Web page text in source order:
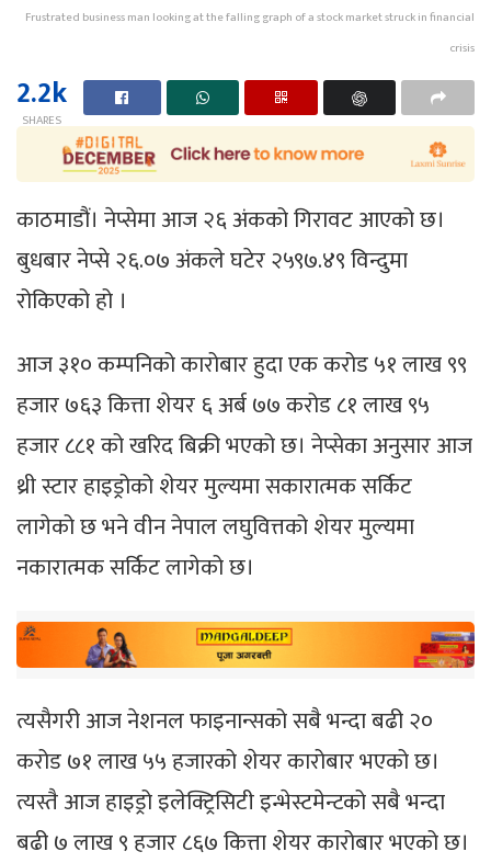
Frustrated business man looking at the falling graph of a stock market struck in financial
crisis
2.2k
SHARES
काठमाडौं। नेप्सेमा आज २६ अंकको गिरावट आएको छ।
बुधबार नेप्से २६.०७ अंकले घटेर २५९७.४९ विन्दुमा
रोकिएको हो ।
आज ३१० कम्पनिको कारोबार हुदा एक करोड ५१ लाख ९९
हजार ७६३ कित्ता शेयर ६ अर्ब ७७ करोड ८१ लाख ९५
हजार ८८१ को खरिद बिक्री भएको छ। नेप्सेका अनुसार आज
थ्री स्टार हाइड्रोको शेयर मुल्यमा सकारात्मक सर्किट
लागेको छ भने वीन नेपाल लघुवित्तको शेयर मुल्यमा
नकारात्मक सर्किट लागेको छ।
त्यसैगरी आज नेशनल फाइनान्सको सबै भन्दा बढी २०
करोड ७१ लाख ५५ हजारको शेयर कारोबार भएको छ।
त्यस्तै आज हाइड्रो इलेक्ट्रिसिटी इन्भेस्टमेन्टको सबै भन्दा
बढी ७ लाख ९ हजार ८६७ कित्ता शेयर कारोबार भएको छ।